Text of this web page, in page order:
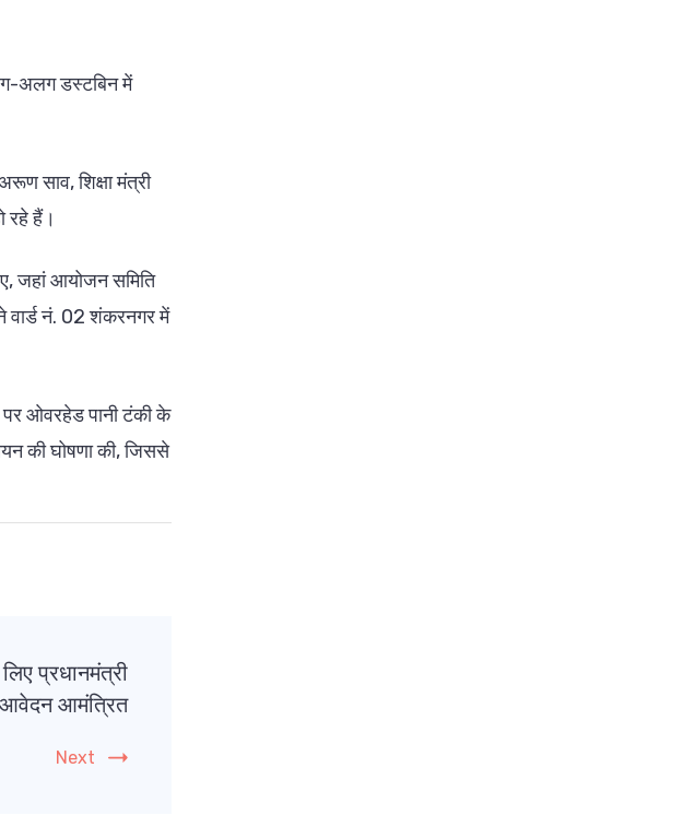
अलग डस्टबिन में
साव, शिक्षा मंत्री
रहे हैं।
जहां आयोजन समिति
वार्ड नं. 02 शंकरनगर में
पर ओवरहेड पानी टंकी के
की घोषणा की, जिससे
प्रधानमंत्री
आवेदन आमंत्रित
Next